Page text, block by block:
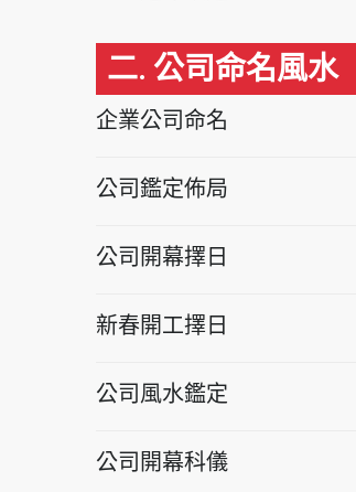
二. 公司命名風水
企業公司命名
公司鑑定佈局
公司開幕擇日
新春開工擇日
公司風水鑑定
公司開幕科儀